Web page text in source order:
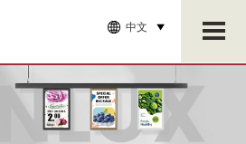
中文